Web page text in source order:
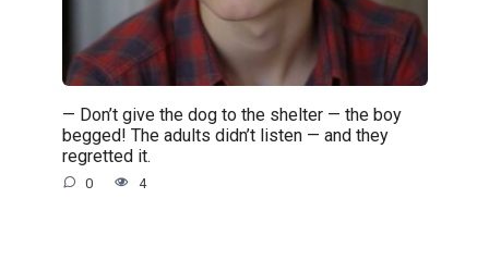
— Don’t give the dog to the shelter — the boy
begged! The adults didn’t listen — and they
regretted it.
0 4